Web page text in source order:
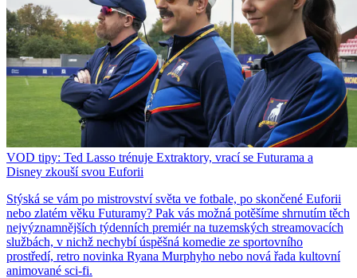
VOD tipy: Ted Lasso trénuje Extraktory, vrací se Futurama a
Disney zkouší svou Euforii
Stýská se vám po mistrovství světa ve fotbale, po skončené Euforii
nebo zlatém věku Futuramy? Pak vás možná potěšíme shrnutím těch
nejvýznamnějších týdenních premiér na tuzemských streamovacích
službách, v nichž nechybí úspěšná komedie ze sportovního
prostředí, retro novinka Ryana Murphyho nebo nová řada kultovní
animované sci-fi.